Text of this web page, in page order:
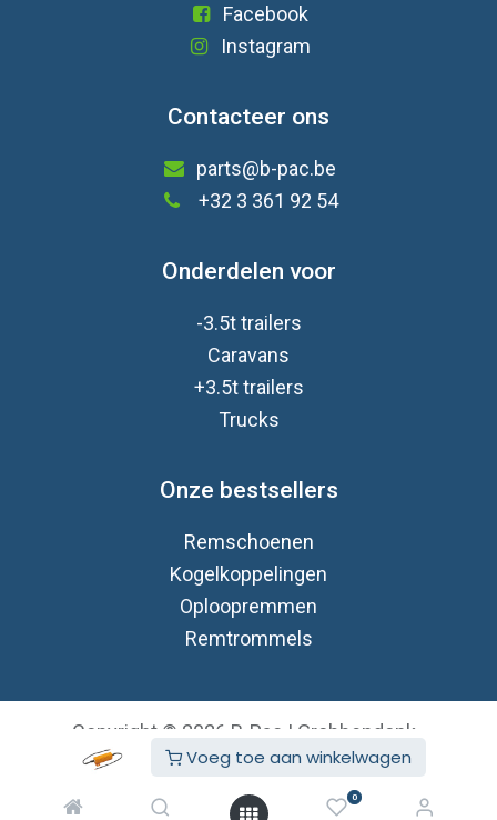
Voeg toe aan winkelwagen
0
Facebook
Instagram
Contacteer ons
parts@b-pac.be
+32 3 361 92 54
Onderdelen voor
-3.5t trailers
Caravans
+3.5t trailers
Trucks
Onze bestsellers
Remschoenen
Kogelkoppelingen
Oploopremmen
Remtrommels
Copyright © 2026 B-Pac | Grobbendonk
Nederlands (BE)
Open source e-